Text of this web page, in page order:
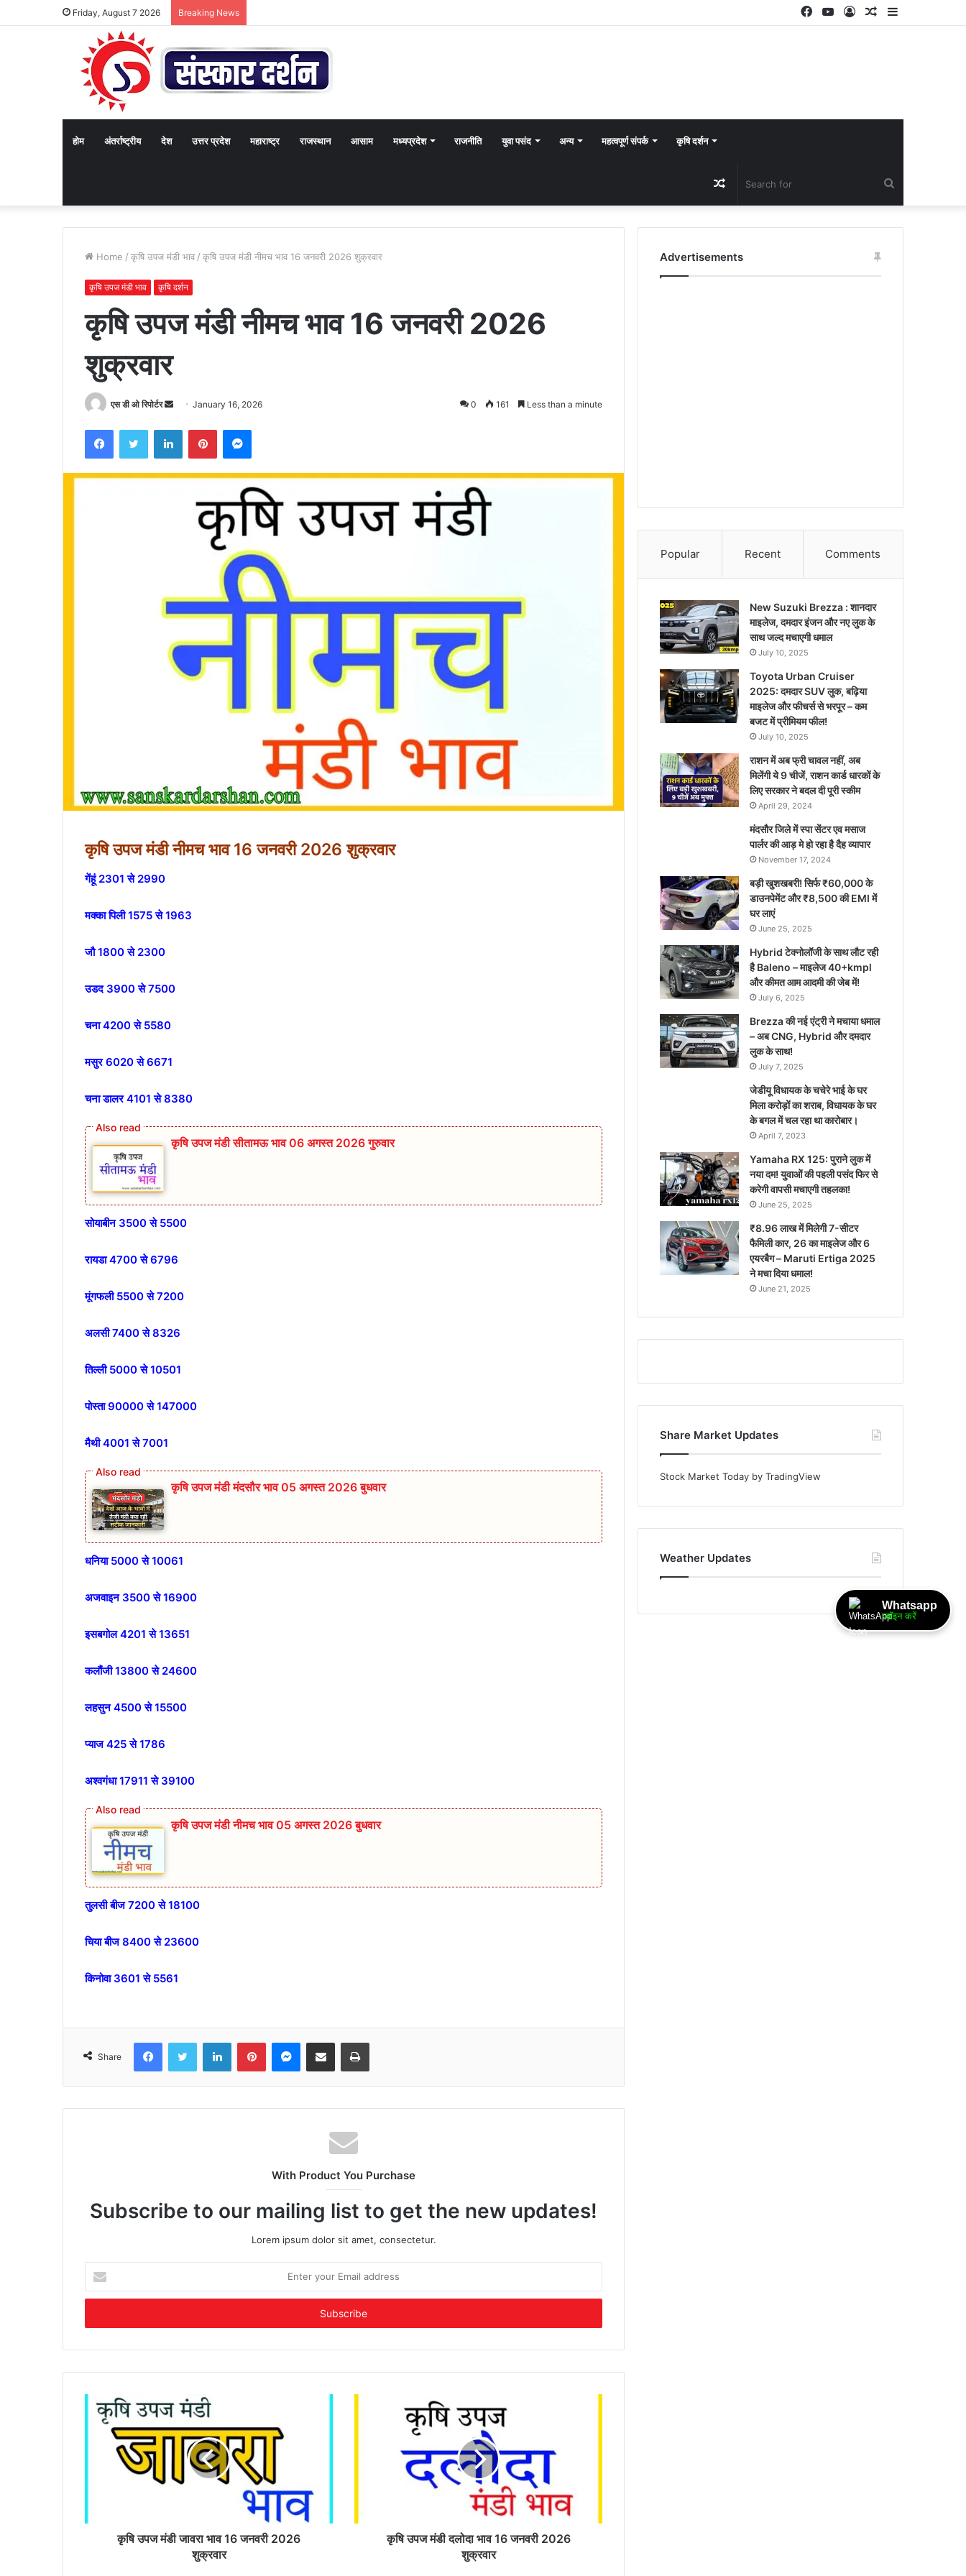
Friday, August 7 2026 Breaking News Sidebar
Random
Log
YouTube
Facebook
होम अंतर्राष्ट्रीय देश उत्तर प्रदेश महाराष्ट्र राजस्थान आसाम मध्यप्रदेश राजनीति युवा पसंद अन्य महत्वपूर्ण संपर्क कृषि दर्शन
for
Random
Article
Home / कृषि उपज मंडी भाव / कृषि उपज मंडी नीमच भाव 16 जनवरी 2026 शुक्रवार
कृषि उपज मंडी भाव कृषि दर्शन
कृषि उपज मंडी नीमच भाव 16 जनवरी 2026
शुक्रवार
एस डी ओ रिपोर्टर
SendJanuary 16, 2026 0 161 Less than a minute
FacebookTwitter LinkedInPinterestMessenger
कृषि उपज मंडी नीमच भाव 16 जनवरी 2026 शुक्रवार
गेंहूं 2301 से 2990
मक्का पिली 1575 से 1963
जौ 1800 से 2300
उडद 3900 से 7500
चना 4200 से 5580
मसुर 6020 से 6671
चना डालर 4101 से 8380
कृषि उपज मंडी सीतामऊ भाव 06 अगस्त 2026 गुरुवार
सोयाबीन 3500 से 5500
रायडा 4700 से 6796
मूंगफली 5500 से 7200
अलसी 7400 से 8326
तिल्ली 5000 से 10501
पोस्ता 90000 से 147000
मैथी 4001 से 7001
कृषि उपज मंडी मंदसौर भाव 05 अगस्त 2026 बुधवार
धनिया 5000 से 10061
अजवाइन 3500 से 16900
इसबगोल 4201 से 13651
कलौंजी 13800 से 24600
लहसुन 4500 से 15500
प्याज 425 से 1786
अश्वगंधा 17911 से 39100
कृषि उपज मंडी नीमच भाव 05 अगस्त 2026 बुधवार
तुलसी बीज 7200 से 18100
चिया बीज 8400 से 23600
किनोवा 3601 से 5561
Share
FacebookTwitter LinkedInPinterestMessenger
Share via Email Print
With Product You Purchase
Subscribe to our mailing list to get the new updates!
Lorem ipsum dolor sit amet, consectetur.
your
Email
कृषि उपज मंडी जावरा भाव 16 जनवरी 2026
शुक्रवार
कृषि उपज मंडी दलोदा भाव 16 जनवरी 2026
शुक्रवार
Advertisements
Popular Recent Comments
New Suzuki Brezza : शानदार
माइलेज, दमदार इंजन और नए लुक के
साथ जल्द मचाएगी धमाल
July 10, 2025
Toyota Urban Cruiser
2025: दमदार SUV लुक, बढ़िया
माइलेज और फीचर्स से भरपूर – कम
बजट में प्रीमियम फील!
July 10, 2025
राशन में अब फ्री चावल नहीं, अब
मिलेंगी ये 9 चीजें, राशन कार्ड धारकों के
लिए सरकार ने बदल दी पूरी स्कीम
April 29, 2024
मंदसौर जिले में स्पा सेंटर एव मसाज
पार्लर की आड़ मे हो रहा है दैह व्यापार
November 17, 2024
बड़ी खुशखबरी! सिर्फ ₹60,000 के
डाउनपेमेंट और ₹8,500 की EMI में
घर लाएं
June 25, 2025
Hybrid टेक्नोलॉजी के साथ लौट रही
है Baleno – माइलेज 40+kmpl
और कीमत आम आदमी की जेब में!
July 6, 2025
Brezza की नई एंट्री ने मचाया धमाल
– अब CNG, Hybrid और दमदार
लुक के साथ!
July 7, 2025
जेडीयू विधायक के चचेरे भाई के घर
मिला करोड़ों का शराब, विधायक के घर
के बगल में चल रहा था कारोबार।
April 7, 2023
Yamaha RX 125: पुराने लुक में
नया दम! युवाओं की पहली पसंद फिर से
करेगी वापसी मचाएगी तहलका!
June 25, 2025
₹8.96 लाख में मिलेगी 7-सीटर
फैमिली कार, 26 का माइलेज और 6
एयरबैग – Maruti Ertiga 2025
ने मचा दिया धमाल!
June 21, 2025
Share Market Updates
Stock Market Today by TradingView
Weather Updates
Whatsapp
ज्वॉइन करें